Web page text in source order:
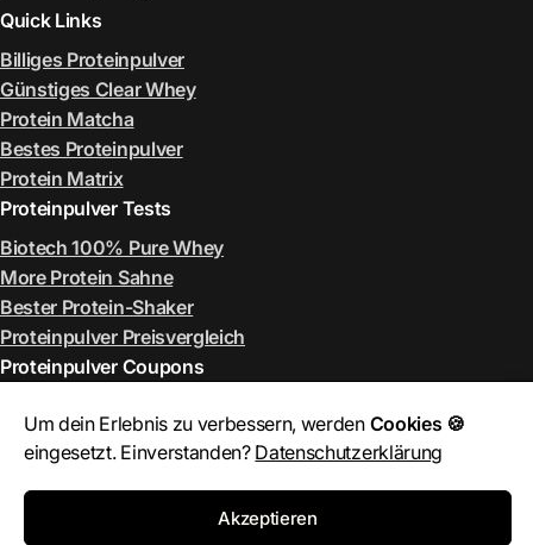
Um dein Erlebnis zu verbessern, werden Cookies 🍪
eingesetzt. Einverstanden? Datenschutzerklärung
Akzeptieren
Quick Links
Billiges Proteinpulver
Günstiges Clear Whey
Protein Matcha
Bestes Proteinpulver
Protein Matrix
Proteinpulver Tests
Biotech 100% Pure Whey
More Protein Sahne
Bester Protein-Shaker
Proteinpulver Preisvergleich
Proteinpulver Coupons
More Rabattcode August 2026
MyProtein Rabattcode August 2026
Bulk Rabattcode August 2026